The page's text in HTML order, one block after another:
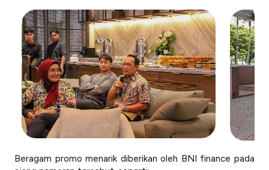
Beragam promo menarik diberikan oleh BNI finance pada